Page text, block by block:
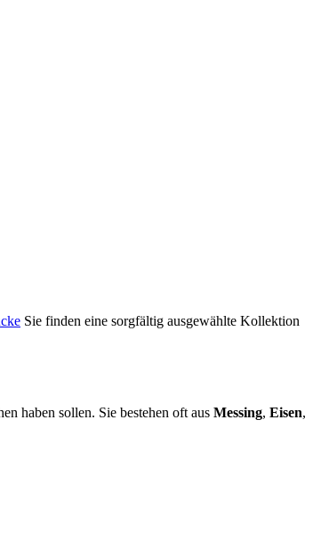
Sie finden eine sorgfältig ausgewählte Kollektion
haben sollen. Sie bestehen oft aus Messing, Eisen,